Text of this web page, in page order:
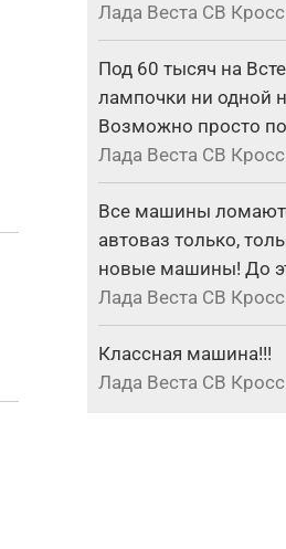
Лада Веста СВ Кросс
Под 60 тысяч на
лампочки ни одной
Возможно просто
Лада Веста СВ Кросс
Все машины
автоваз только,
новые машины! До
Лада Веста СВ Кросс
Классная машина!!!
Лада Веста СВ Кросс